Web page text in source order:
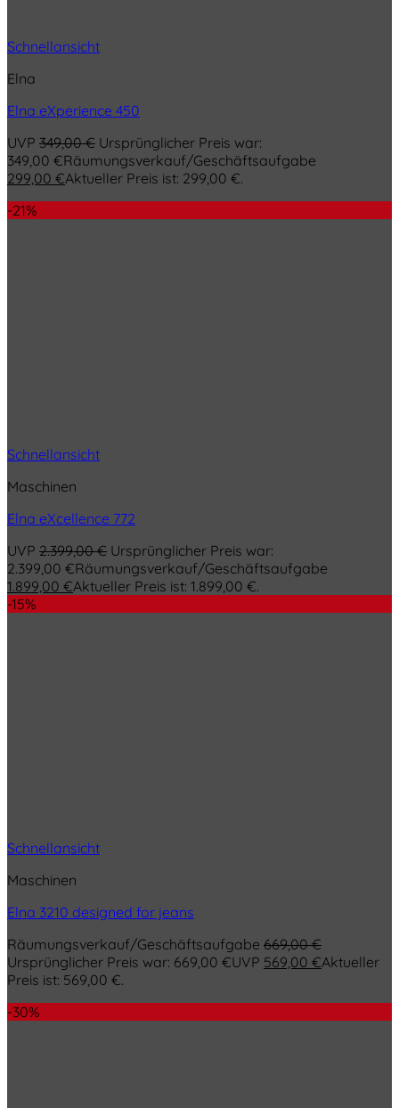
Schnellansicht
Elna
Elna eXperience 450
UVP 349,00€ Ursprünglicher Preis war:
349,00 €Räumungsverkauf/Geschäftsaufgabe
299,00 €Aktueller Preis ist: 299,00 €.
-21%
Schnellansicht
Maschinen
Elna eXcellence 772
UVP 2.399,00€ Ursprünglicher Preis war:
2.399,00 €Räumungsverkauf/Geschäftsaufgabe
1.899,00 €Aktueller Preis ist: 1.899,00 €.
-15%
Schnellansicht
Maschinen
Elna 3210 designed for jeans
Räumungsverkauf/Geschäftsaufgabe 669,00€
Ursprünglicher Preis war: 669,00 €UVP 569,00 €Aktueller
Preis ist: 569,00 €.
-30%